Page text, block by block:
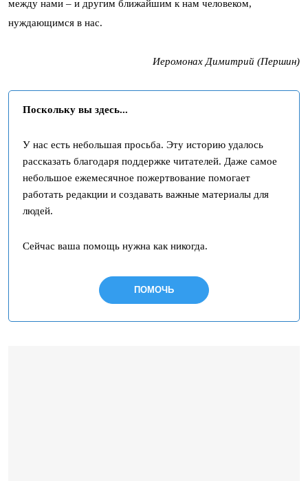
между нами – и другим ближайшим к нам человеком,
нуждающимся в нас.
Иеромонах Димитрий (Першин)
Поскольку вы здесь...
У нас есть небольшая просьба. Эту историю удалось
рассказать благодаря поддержке читателей. Даже самое
небольшое ежемесячное пожертвование помогает
работать редакции и создавать важные материалы для
людей.
Сейчас ваша помощь нужна как никогда.
ПОМОЧЬ